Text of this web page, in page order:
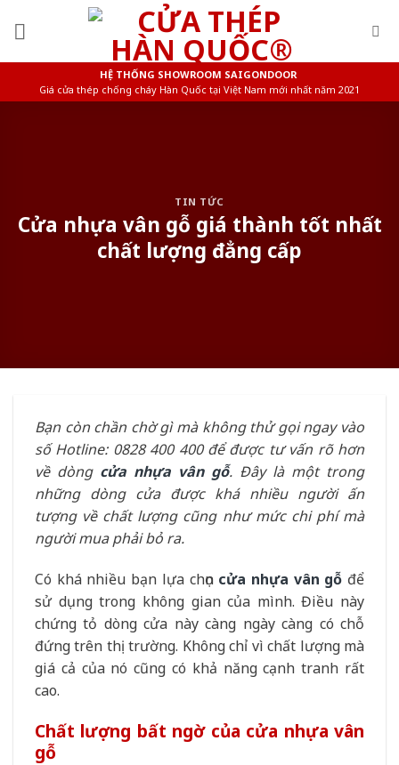
HỆ THỐNG SHOWROOM SAIGONDOOR
Giá cửa thép chống cháy Hàn Quốc tại Việt Nam mới nhất năm 2021
TIN TỨC
Cửa nhựa vân gỗ giá thành tốt nhất
chất lượng đẳng cấp
Bạn còn chần chờ gì mà không thử gọi ngay vào
số Hotline: 0828 400 400 để được tư vấn rõ hơn
về dòng cửa nhựa vân gỗ. Đây là một trong
những dòng cửa được khá nhiều người ấn
tượng về chất lượng cũng như mức chi phí mà
người mua phải bỏ ra.
Có khá nhiều bạn lựa chọn cửa nhựa vân gỗ để
sử dụng trong không gian của mình. Điều này
chứng tỏ dòng cửa này càng ngày càng có chỗ
đứng trên thị trường. Không chỉ vì chất lượng mà
giá cả của nó cũng có khả năng cạnh tranh rất
cao.
Chất lượng bất ngờ của cửa nhựa vân
gỗ